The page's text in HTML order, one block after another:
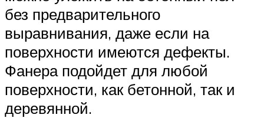
без предварительного
выравнивания, даже если на
поверхности имеются дефекты.
Фанера подойдет для любой
поверхности, как бетонной, так и
деревянной.